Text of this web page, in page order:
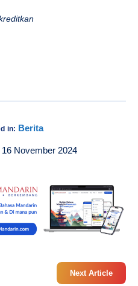
in: Berita
16 November 2024
Next Article